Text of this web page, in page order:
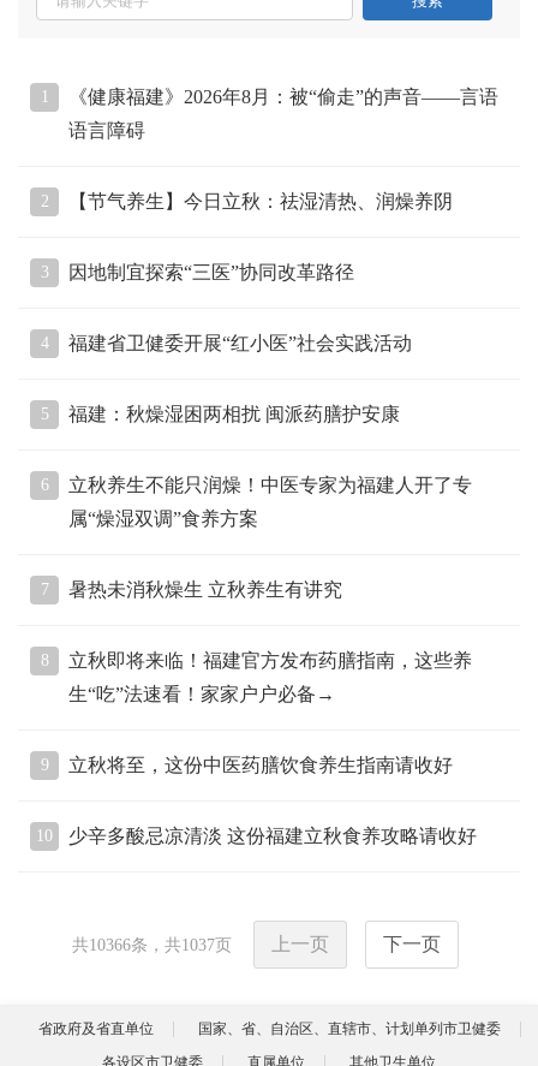
1
《健康福建》2026年8月：被“偷走”的声音——言语
语言障碍
2 【节气养生】今日立秋：祛湿清热、润燥养阴
3 因地制宜探索“三医”协同改革路径
4 福建省卫健委开展“红小医”社会实践活动
5 福建：秋燥湿困两相扰 闽派药膳护安康
6
立秋养生不能只润燥！中医专家为福建人开了专
属“燥湿双调”食养方案
7 暑热未消秋燥生 立秋养生有讲究
8
立秋即将来临！福建官方发布药膳指南，这些养
生“吃”法速看！家家户户必备→
9 立秋将至，这份中医药膳饮食养生指南请收好
10 少辛多酸忌凉清淡 这份福建立秋食养攻略请收好
共10366条，共1037页 上一页 下一页
省政府及省直单位
国家、省、自治区、直辖市、计划单列市卫健委
各设区市卫健委
直属单位 其他卫生单位